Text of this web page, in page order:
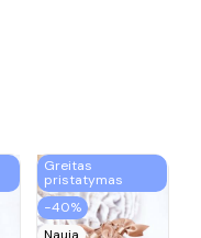
Greitas
pristatymas
−40%